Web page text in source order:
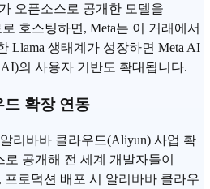
오픈소스로 공개한 모델을
로 호스팅하면, Meta는 이 거래에서
Llama 생태계가 성장하면 Meta AI
AI)의 사용자 기반도 확대됩니다.
확장 연동
리바바 클라우드(Aliyun) 사업 확
공개해 전 세계 개발자들이
프로덕션 배포 시 알리바바 클라우